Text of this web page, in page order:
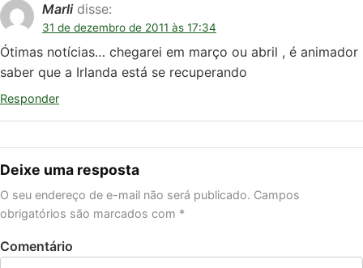
Marli disse:
31 de dezembro de 2011 às 17:34
Ótimas notícias… chegarei em março ou abril , é animador
saber que a Irlanda está se recuperando
Responder
Deixe uma resposta
O seu endereço de e-mail não será publicado. Campos
obrigatórios são marcados com *
Comentário